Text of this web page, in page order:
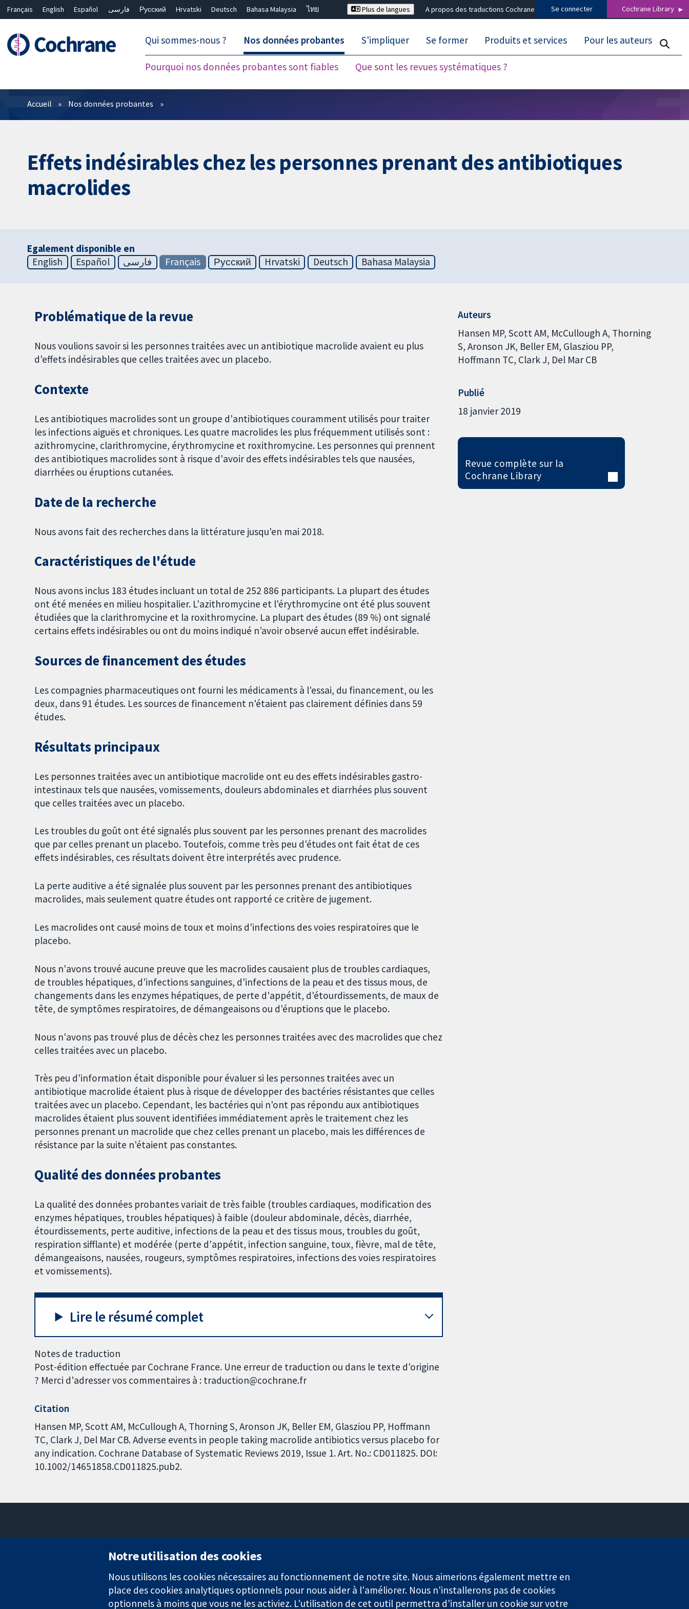
Français English Español فارسی Русский Hrvatski Deutsch Bahasa Malaysia
ไทย
Plus de langues A propos des traductions Cochrane Se connecter Cochrane Library
Qui sommes-nous ? Nos données probantes
Pourquoi nos données probantes sont fiables Que sont les revues systématiques ?
S'impliquer Se former Produits et services Pour les auteurs
Filtres
Accueil Nos données probantes
Effets indésirables chez les personnes prenant des antibiotiques
macrolides
Egalement disponible en
English
Español فارسی Français Русский Hrvatski Deutsch Bahasa Malaysia
Problématique de la revue
Nous voulions savoir si les personnes traitées avec un antibiotique macrolide avaient eu plus
d'effets indésirables que celles traitées avec un placebo.
Contexte
Les antibiotiques macrolides sont un groupe d'antibiotiques couramment utilisés pour traiter
les infections aiguës et chroniques. Les quatre macrolides les plus fréquemment utilisés sont :
azithromycine, clarithromycine, érythromycine et roxithromycine. Les personnes qui prennent
des antibiotiques macrolides sont à risque d'avoir des effets indésirables tels que nausées,
diarrhées ou éruptions cutanées.
Date de la recherche
Nous avons fait des recherches dans la littérature jusqu'en mai 2018.
Caractéristiques de l'étude
Nous avons inclus 183 études incluant un total de 252 886 participants. La plupart des études
ont été menées en milieu hospitalier. L'azithromycine et l'érythromycine ont été plus souvent
étudiées que la clarithromycine et la roxithromycine. La plupart des études (89 %) ont signalé
certains effets indésirables ou ont du moins indiqué n’avoir observé aucun effet indésirable.
Sources de financement des études
Les compagnies pharmaceutiques ont fourni les médicaments à l'essai, du financement, ou les
deux, dans 91 études. Les sources de financement n'étaient pas clairement définies dans 59
études.
Résultats principaux
Les personnes traitées avec un antibiotique macrolide ont eu des effets indésirables gastro-
intestinaux tels que nausées, vomissements, douleurs abdominales et diarrhées plus souvent
que celles traitées avec un placebo.
Les troubles du goût ont été signalés plus souvent par les personnes prenant des macrolides
que par celles prenant un placebo. Toutefois, comme très peu d'études ont fait état de ces
effets indésirables, ces résultats doivent être interprétés avec prudence.
La perte auditive a été signalée plus souvent par les personnes prenant des antibiotiques
macrolides, mais seulement quatre études ont rapporté ce critère de jugement.
Les macrolides ont causé moins de toux et moins d'infections des voies respiratoires que le
placebo.
Nous n'avons trouvé aucune preuve que les macrolides causaient plus de troubles cardiaques,
de troubles hépatiques, d'infections sanguines, d'infections de la peau et des tissus mous, de
changements dans les enzymes hépatiques, de perte d'appétit, d'étourdissements, de maux de
tête, de symptômes respiratoires, de démangeaisons ou d'éruptions que le placebo.
Nous n'avons pas trouvé plus de décès chez les personnes traitées avec des macrolides que chez
celles traitées avec un placebo.
Très peu d'information était disponible pour évaluer si les personnes traitées avec un
antibiotique macrolide étaient plus à risque de développer des bactéries résistantes que celles
traitées avec un placebo. Cependant, les bactéries qui n'ont pas répondu aux antibiotiques
macrolides étaient plus souvent identifiées immédiatement après le traitement chez les
personnes prenant un macrolide que chez celles prenant un placebo, mais les différences de
résistance par la suite n'étaient pas constantes.
Qualité des données probantes
La qualité des données probantes variait de très faible (troubles cardiaques, modification des
enzymes hépatiques, troubles hépatiques) à faible (douleur abdominale, décès, diarrhée,
étourdissements, perte auditive, infections de la peau et des tissus mous, troubles du goût,
respiration sifflante) et modérée (perte d'appétit, infection sanguine, toux, fièvre, mal de tête,
démangeaisons, nausées, rougeurs, symptômes respiratoires, infections des voies respiratoires
et vomissements).
Lire le résumé complet
Notes de traduction
Post-édition effectuée par Cochrane France. Une erreur de traduction ou dans le texte d'origine
? Merci d'adresser vos commentaires à : traduction@cochrane.fr
Citation
Hansen MP, Scott AM, McCullough A, Thorning S, Aronson JK, Beller EM, Glasziou PP, Hoffmann
TC, Clark J, Del Mar CB. Adverse events in people taking macrolide antibiotics versus placebo for
any indication. Cochrane Database of Systematic Reviews 2019, Issue 1. Art. No.: CD011825. DOI:
10.1002/14651858.CD011825.pub2.
Auteurs
Hansen MP Scott AM McCullough A Thorning
S Aronson JK Beller EM Glasziou PP
Hoffmann TC Clark J Del Mar CB
Publié
18 janvier 2019
Revue complète sur la
Cochrane Library
Londres
Royaume-Uni
Service de presse
Qui sommes-nous
Offres d'emploi
Cochrane Library
Notre utilisation des cookies
Nous utilisons les cookies nécessaires au fonctionnement de notre site. Nous aimerions également mettre en
place des cookies analytiques optionnels pour nous aider à l'améliorer. Nous n'installerons pas de cookies
optionnels à moins que vous ne les activiez. L'utilisation de cet outil permettra d'installer un cookie sur votre